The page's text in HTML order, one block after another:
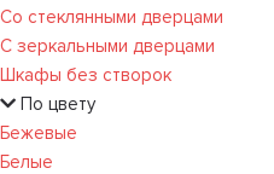
Со стеклянными дверцами
С зеркальными дверцами
Шкафы без створок
По цвету
Бежевые
Белые